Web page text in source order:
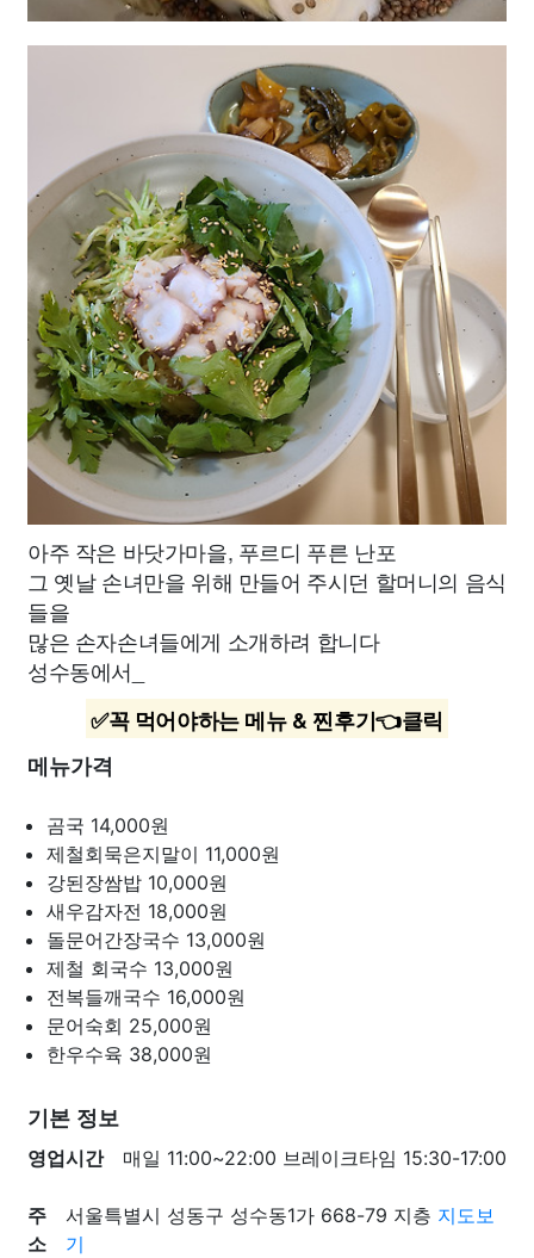
아주 작은 바닷가마을, 푸르디 푸른 난포
그 옛날 손녀만을 위해 만들어 주시던 할머니의 음식
들을
많은 손자손녀들에게 소개하려 합니다
성수동에서_
✅꼭 먹어야하는 메뉴 & 찐후기👈클릭
메뉴가격
곰국 14,000원
제철회묵은지말이 11,000원
강된장쌈밥 10,000원
새우감자전 18,000원
돌문어간장국수 13,000원
제철 회국수 13,000원
전복들깨국수 16,000원
문어숙회 25,000원
한우수육 38,000원
기본 정보
영업시간
매일 11:00~22:00 브레이크타임 15:30-17:00
주
소
서울특별시 성동구 성수동1가 668-79 지층 지도보
기